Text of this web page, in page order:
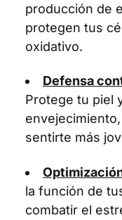
producción de
protegen tus
oxidativo.
Defensa
Protege tu piel
sentirte más
la función de
combatir el